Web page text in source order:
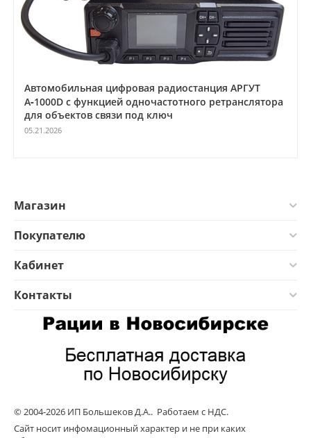
Автомобильная цифровая радиостанция АРГУТ
А‑1000D с функцией одночастотного ретранслятора
для объектов связи под ключ
05.21.2026
Магазин
Покупателю
Кабинет
Контакты
© 2004-2026 ИП Большеков Д.А.. Работаем с НДС.
Сайт носит инфомационный характер и не при каких